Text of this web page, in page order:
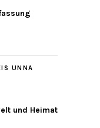
UNNA
und Heimat